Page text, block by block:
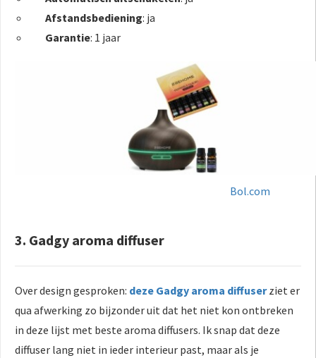
Afstandsbediening: ja
Garantie: 1 jaar
Bol.com
3. Gadgy aroma diffuser
Over design gesproken: deze Gadgy aroma diffuserziet er
qua afwerking zo bijzonder uit dat het niet kon ontbreken
in deze lijst met beste aroma diffusers. Ik snap dat deze
diffuser lang niet in ieder interieur past, maar als je